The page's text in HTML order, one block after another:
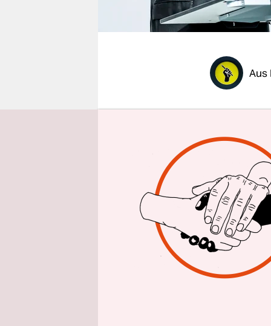
genossenschaft
Aus
Sie ist
(CDU) nur
Berlin
April
nur eine
von
Auch nach
ZDF-
der AfD